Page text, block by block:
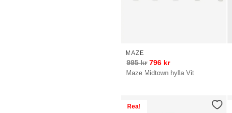
Maze Midtown hylla Vit
MAZE
995kr 796 kr
Rea!